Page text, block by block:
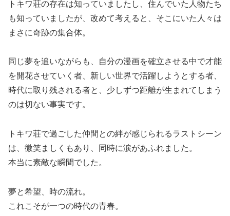
トキワ荘の存在は知っていましたし、住んでいた人物たち
も知っていましたが、改めて考えると、そこにいた人々は
まさに奇跡の集合体。
同じ夢を追いながらも、自分の漫画を確立させる中で才能
を開花させていく者、新しい世界で活躍しようとする者、
時代に取り残される者と、少しずつ距離が生まれてしまう
のは切ない事実です。
トキワ荘で過ごした仲間との絆が感じられるラストシーン
は、微笑ましくもあり、同時に涙があふれました。
本当に素敵な瞬間でした。
夢と希望、時の流れ。
これこそが一つの時代の青春。